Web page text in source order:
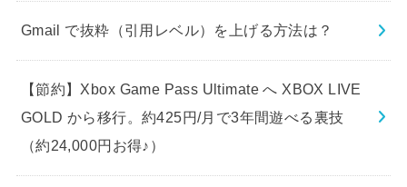
Gmail で抜粋（引用レベル）を上げる方法は？
【節約】Xbox Game Pass Ultimate へ XBOX LIVE
GOLD から移行。約425円/月で3年間遊べる裏技
（約24,000円お得♪）